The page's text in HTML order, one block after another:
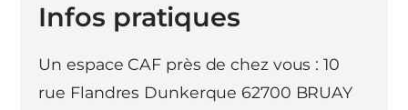
Infos pratiques
Un espace CAF près de chez vous : 10
rue Flandres Dunkerque 62700 BRUAY